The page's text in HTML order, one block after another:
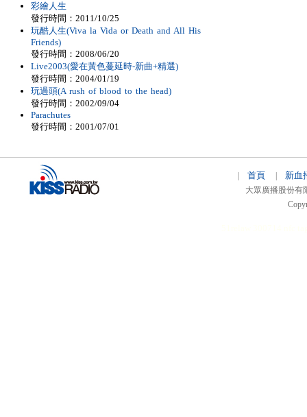
彩繪人生
發行時間：2011/10/25
玩酷人生(Viva la Vida or Death and All His
Friends)
發行時間：2008/06/20
Live2003(愛在黃色蔓延時-新曲+精選)
發行時間：2004/01/19
玩過頭(A rush of blood to the head)
發行時間：2002/09/04
Parachutes
發行時間：2001/07/01
| 首頁| 新血
大眾廣播股份有